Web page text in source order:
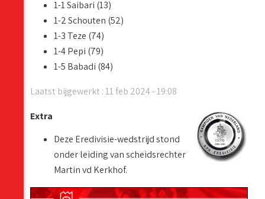
1-1 Saibari (13)
1-2 Schouten (52)
1-3 Teze (74)
1-4 Pepi (79)
1-5 Babadi (84)
Laatst bijgewerkt : 11 feb 2024 - 19:08
Extra
Deze Eredivisie-wedstrijd stond
onder leiding van scheidsrechter
Martin vd Kerkhof.